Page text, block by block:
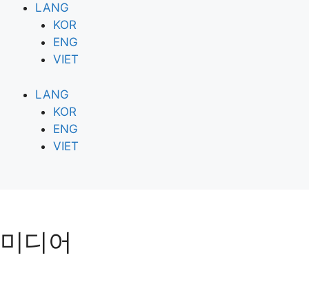
LANG
KOR
ENG
VIET
LANG
KOR
ENG
VIET
미디어